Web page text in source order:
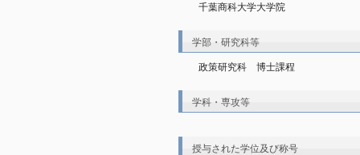
千葉商科大学大学院
学部・研究科等
政策研究科　博士課程
学科・専攻等
授与された学位及び称号